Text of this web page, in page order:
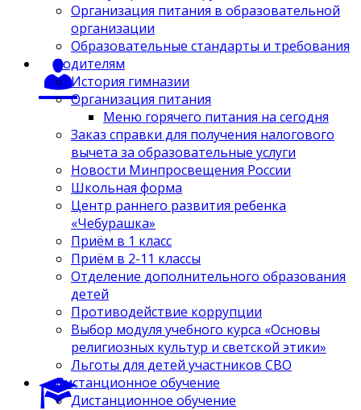
Организация питания в образовательной
организации
Образовательные стандарты и требования
Родителям
История гимназии
Организация питания
Меню горячего питания на сегодня
Заказ справки для получения налогового
вычета за образовательные услуги
Новости Минпросвещения России
Школьная форма
Центр раннего развития ребенка
«Чебурашка»
Приём в 1 класс
Приём в 2-11 классы
Отделение дополнительного образования
детей
Противодействие коррупции
Выбор модуля учебного курса «Основы
религиозных культур и светской этики»
Льготы для детей участников СВО
Дистанционное обучение
Дистанционное обучение